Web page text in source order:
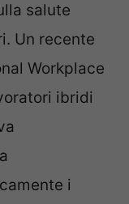
salute
Un recente
Workplace
ibridi
i